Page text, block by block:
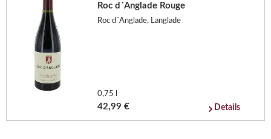
Roc d´Anglade Rouge
Roc d´Anglade, Langlade
0,75 l
42,99 € Details